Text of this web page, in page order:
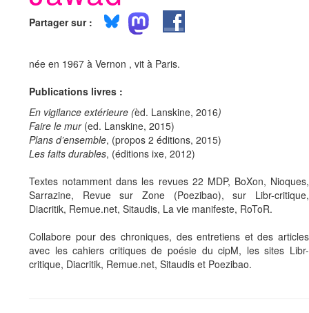
Partager sur :
née en 1967 à Vernon , vit à Paris.
Publications livres :
En vigilance extérieure (èd. Lanskine, 2016)
Faire le mur(ed. Lanskine, 2015)
Plans d’ensemble, (propos 2 éditions, 2015)
Les faits durables, (éditions ixe, 2012)
Textes notamment dans les revues 22 MDP, BoXon, Nioques,
Sarrazine, Revue sur Zone (Poezibao), sur Libr-critique,
Diacritik, Remue.net, Sitaudis, La vie manifeste, RoToR.
Collabore pour des chroniques, des entretiens et des articles
avec les cahiers critiques de poésie du cipM, les sites Libr-
critique, Diacritik, Remue.net, Sitaudis et Poezibao.